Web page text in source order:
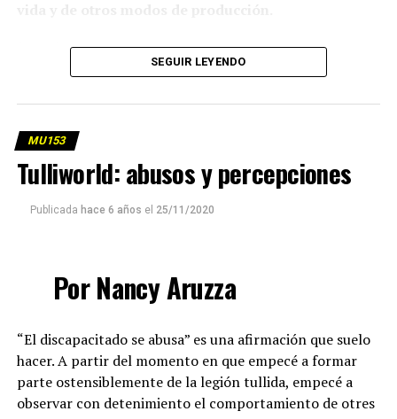
SEGUIR LEYENDO
MU153
Tulliworld: abusos y percepciones
Publicada hace 6 años el 25/11/2020
Por Nancy Aruzza
“El discapacitado se abusa” es una afirmación que suelo
hacer. A partir del momento en que empecé a formar
parte ostensiblemente de la legión tullida, empecé a
observar con detenimiento el comportamiento de otres